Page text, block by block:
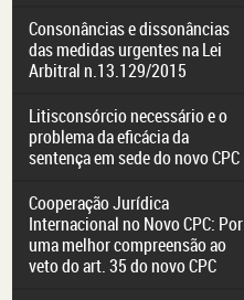
Consonâncias e dissonâncias
das medidas urgentes na Lei
Arbitral n.13.129/2015
Litisconsórcio necessário e o
problema da eficácia da
sentença em sede do novo CPC
Cooperação Jurídica
Internacional no Novo CPC: Por
uma melhor compreensão ao
veto do art. 35 do novo CPC